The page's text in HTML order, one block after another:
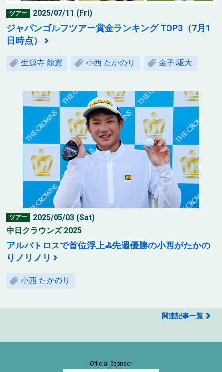
ツアー 2025/07/11 (Fri)
ジャパンゴルフツアー賞金ランキング TOP3（7月1
日時点）
生源寺 龍憲 小西 たかのり 金子 駆大
ツアー
2025/05/03 (Sat)
中日クラウンズ 2025
アルバトロスで首位浮上⛳先週優勝の小西がたかの
りノリノリ
小西 たかのり
関連記事一覧
Official Sponsor